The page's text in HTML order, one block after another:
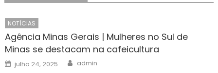
NOTÍCIAS
Agência Minas Gerais | Mulheres no Sul de
Minas se destacam na cafeicultura
Posted
on
julho 24, 2025 Author
admin